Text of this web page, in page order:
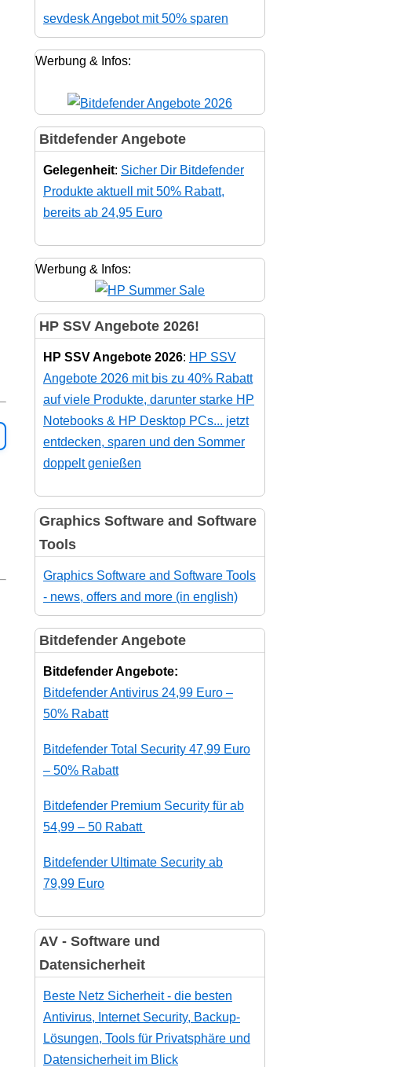
sevdesk Angebot mit 50% sparen
Werbung & Infos:
Bitdefender Angebote
Gelegenheit: Sicher Dir Bitdefender
Produkte aktuell mit 50% Rabatt,
bereits ab 24,95 Euro
Werbung & Infos:
HP SSV Angebote 2026!
HP SSV Angebote 2026: HP SSV
Angebote 2026 mit bis zu 40% Rabatt
auf viele Produkte, darunter starke HP
Notebooks & HP Desktop PCs... jetzt
entdecken, sparen und den Sommer
doppelt genießen
Graphics Software and Software
Tools
Graphics Software and Software Tools
- news, offers and more (in english)
Bitdefender Angebote
Bitdefender Angebote:
Bitdefender Antivirus 24,99 Euro –
50% Rabatt
Bitdefender Total Security 47,99 Euro
– 50% Rabatt
Bitdefender Premium Security für ab
54,99 – 50 Rabatt
Bitdefender Ultimate Security ab
79,99 Euro
AV - Software und
Datensicherheit
Beste Netz Sicherheit - die besten
Antivirus, Internet Security, Backup-
Lösungen, Tools für Privatsphäre und
Datensicherheit im Blick